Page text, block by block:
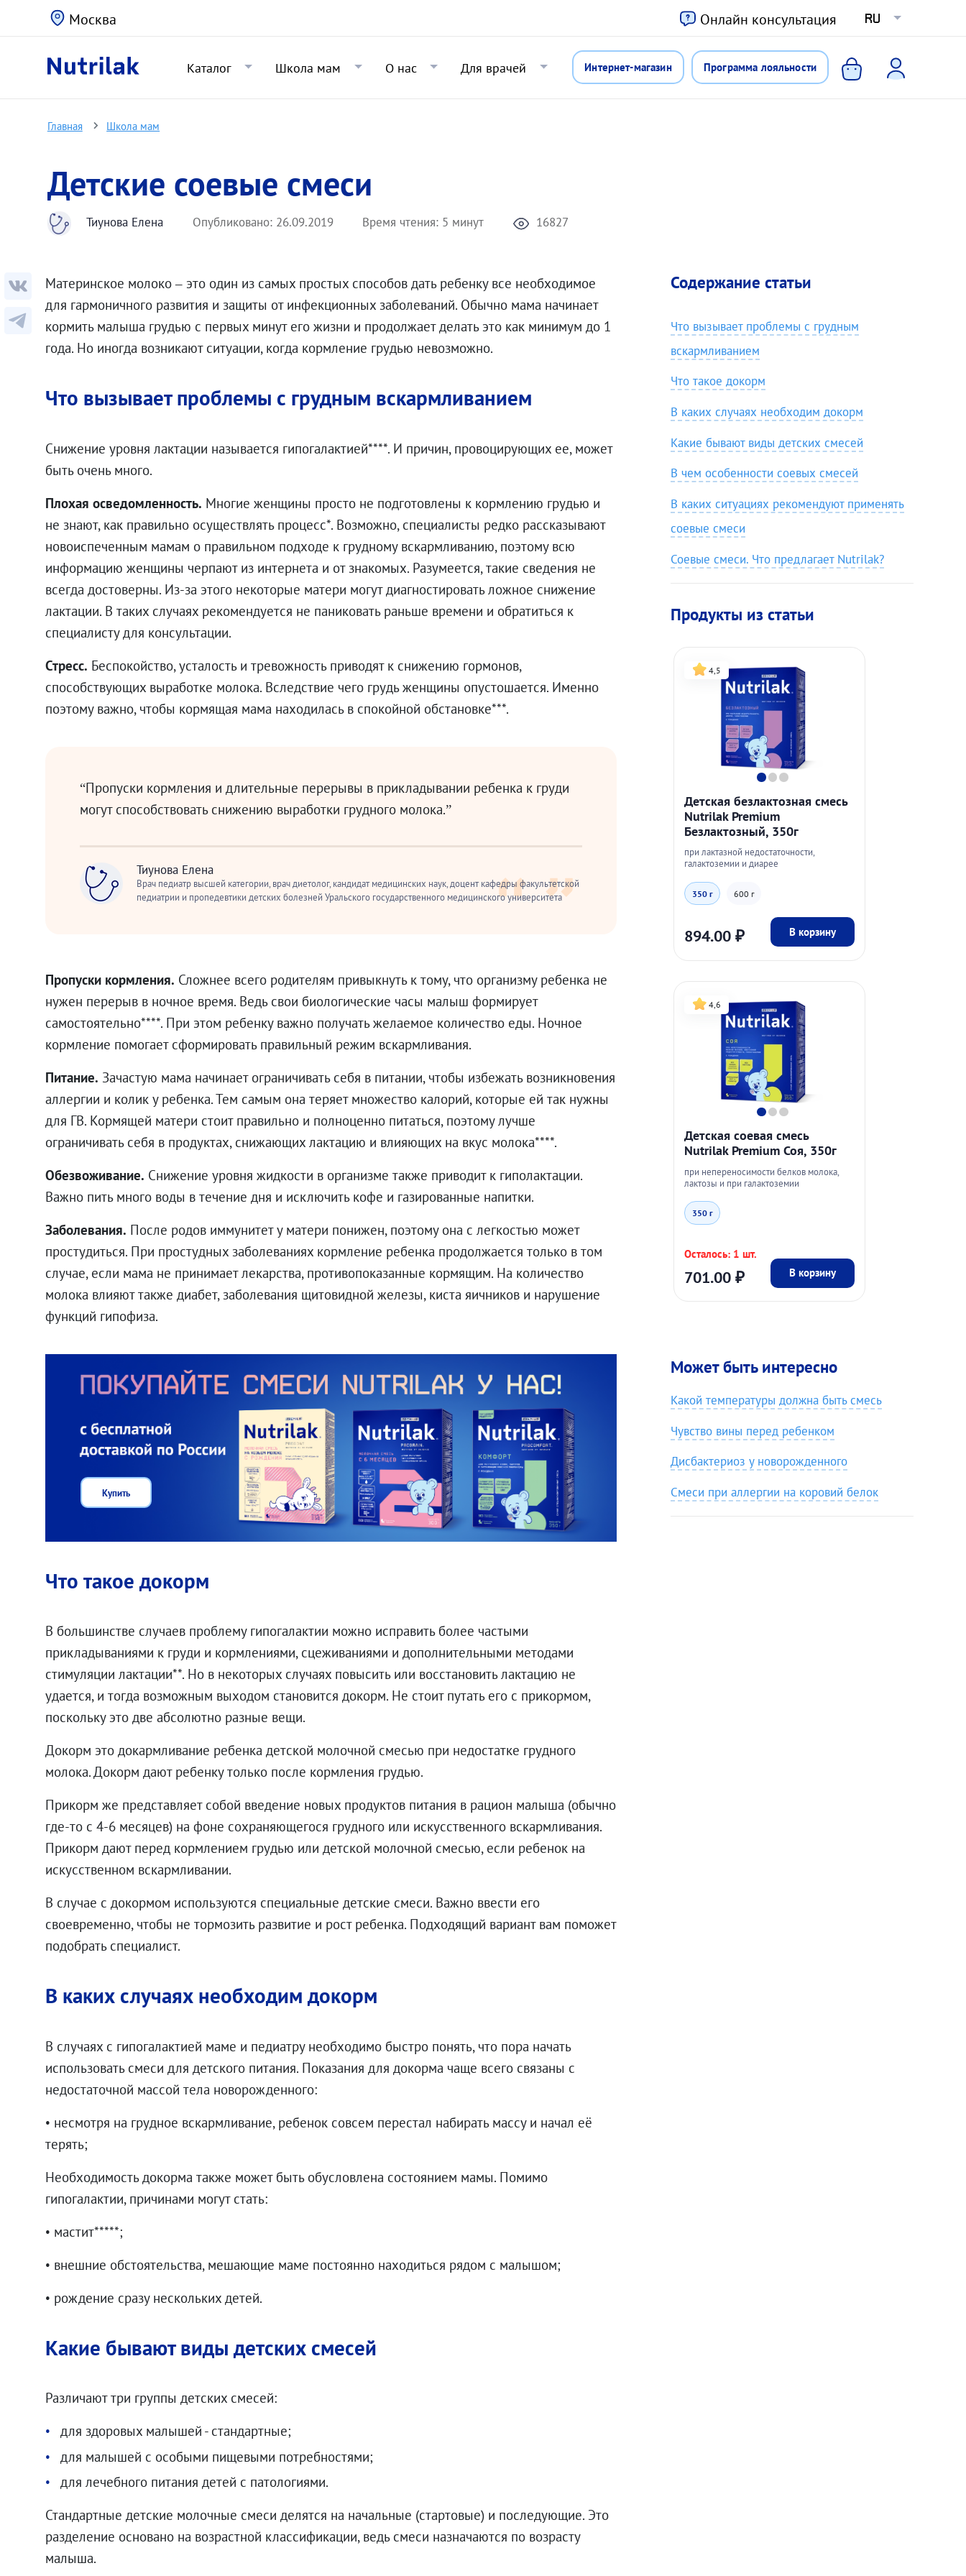
Москва Онлайн консультация RU
Каталог Школа мам О нас Для врачей Интернет-магазин Программа лояльности
Главная Школа мам
Детские соевые смеси
Тиунова Елена Опубликовано: 26.09.2019 Время чтения: 5 минут 16827
Материнское молоко ‒ это один из самых простых способов дать ребенку все необходимое
для гармоничного развития и защиты от инфекционных заболеваний. Обычно мама начинает
кормить малыша грудью с первых минут его жизни и продолжает делать это как минимум до 1
года. Но иногда возникают ситуации, когда кормление грудью невозможно.
Что вызывает проблемы с грудным вскармливанием
Снижение уровня лактации называется гипогалактией****. И причин, провоцирующих ее, может
быть очень много.
Плохая осведомленность. Многие женщины просто не подготовлены к кормлению грудью и
не знают, как правильно осуществлять процесс*. Возможно, специалисты редко рассказывают
новоиспеченным мамам о правильном подходе к грудному вскармливанию, поэтому всю
информацию женщины черпают из интернета и от знакомых. Разумеется, такие сведения не
всегда достоверны. Из-за этого некоторые матери могут диагностировать ложное снижение
лактации. В таких случаях рекомендуется не паниковать раньше времени и обратиться к
специалисту для консультации.
Стресс. Беспокойство, усталость и тревожность приводят к снижению гормонов,
способствующих выработке молока. Вследствие чего грудь женщины опустошается. Именно
поэтому важно, чтобы кормящая мама находилась в спокойной обстановке***.
“Пропуски кормления и длительные перерывы в прикладывании ребенка к груди
могут способствовать снижению выработки грудного молока.”
Тиунова Елена
Врач педиатр высшей категории, врач диетолог, кандидат медицинских наук, доцент кафедры факультетской
педиатрии и пропедевтики детских болезней Уральского государственного медицинского университета
Пропуски кормления. Сложнее всего родителям привыкнуть к тому, что организму ребенка не
нужен перерыв в ночное время. Ведь свои биологические часы малыш формирует
самостоятельно****. При этом ребенку важно получать желаемое количество еды. Ночное
кормление помогает сформировать правильный режим вскармливания.
Питание. Зачастую мама начинает ограничивать себя в питании, чтобы избежать возникновения
аллергии и колик у ребенка. Тем самым она теряет множество калорий, которые ей так нужны
для ГВ. Кормящей матери стоит правильно и полноценно питаться, поэтому лучше
ограничивать себя в продуктах, снижающих лактацию и влияющих на вкус молока****.
Обезвоживание. Снижение уровня жидкости в организме также приводит к гиполактации.
Важно пить много воды в течение дня и исключить кофе и газированные напитки.
Заболевания. После родов иммунитет у матери понижен, поэтому она с легкостью может
простудиться. При простудных заболеваниях кормление ребенка продолжается только в том
случае, если мама не принимает лекарства, противопоказанные кормящим. На количество
молока влияют также диабет, заболевания щитовидной железы, киста яичников и нарушение
функций гипофиза.
Купить
Что такое докорм
В большинстве случаев проблему гипогалактии можно исправить более частыми
прикладываниями к груди и кормлениями, сцеживаниями и дополнительными методами
стимуляции лактации**. Но в некоторых случаях повысить или восстановить лактацию не
удается, и тогда возможным выходом становится докорм. Не стоит путать его с прикормом,
поскольку это две абсолютно разные вещи.
Докорм это докармливание ребенка детской молочной смесью при недостатке грудного
молока. Докорм дают ребенку только после кормления грудью.
Прикорм же представляет собой введение новых продуктов питания в рацион малыша (обычно
где-то с 4-6 месяцев) на фоне сохраняющегося грудного или искусственного вскармливания.
Прикорм дают перед кормлением грудью или детской молочной смесью, если ребенок на
искусственном вскармливании.
В случае с докормом используются специальные детские смеси. Важно ввести его
своевременно, чтобы не тормозить развитие и рост ребенка. Подходящий вариант вам поможет
подобрать специалист.
В каких случаях необходим докорм
В случаях с гипогалактией маме и педиатру необходимо быстро понять, что пора начать
использовать смеси для детского питания. Показания для докорма чаще всего связаны с
недостаточной массой тела новорожденного:
• несмотря на грудное вскармливание, ребенок совсем перестал набирать массу и начал её
терять;
Необходимость докорма также может быть обусловлена состоянием мамы. Помимо
гипогалактии, причинами могут стать:
• мастит*****;
• внешние обстоятельства, мешающие маме постоянно находиться рядом с малышом;
• рождение сразу нескольких детей.
Какие бывают виды детских смесей
Различают три группы детских смесей:
для здоровых малышей - стандартные;
для малышей с особыми пищевыми потребностями;
для лечебного питания детей с патологиями.
Стандартные детские молочные смеси делятся на начальные (стартовые) и последующие. Это
разделение основано на возрастной классификации, ведь смеси назначаются по возрасту
малыша.
Содержание статьи
Что вызывает проблемы с грудным
вскармливанием
Что такое докорм
В каких случаях необходим докорм
Какие бывают виды детских смесей
В чем особенности соевых смесей
В каких ситуациях рекомендуют применять
соевые смеси
Соевые смеси. Что предлагает Nutrilak?
Продукты из статьи
4,5
Детская безлактозная смесь
Nutrilak Premium
Безлактозный, 350г
при лактазной недостаточности,
галактоземии и диарее
350 г 600 г
894.00₽ В корзину
4,6
Детская соевая смесь
Nutrilak Premium Соя, 350г
при непереносимости белков молока,
лактозы и при галактоземии
350 г
701.00₽
Осталось: 1 шт.
В корзину
Может быть интересно
Какой температуры должна быть смесь
Чувство вины перед ребенком
Дисбактериоз у новорожденного
Смеси при аллергии на коровий белок